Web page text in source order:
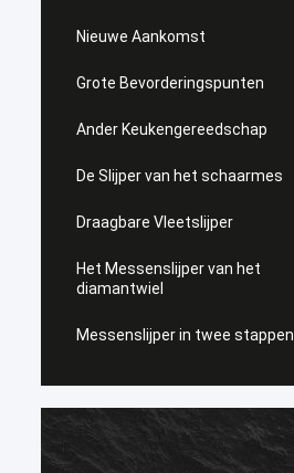
Nieuwe Aankomst
Grote Bevorderingspunten
Ander Keukengereedschap
De Slijper van het schaarmes
Draagbare Vleetslijper
Het Messenslijper van het
diamantwiel
Messenslijper in twee stappen